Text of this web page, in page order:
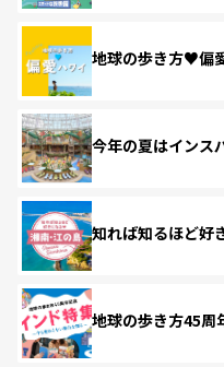
地球の歩き方♥偏
今年の夏はインス
知れば知るほど好
地球の歩き方45周